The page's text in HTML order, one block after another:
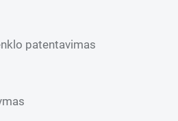
patentavimas